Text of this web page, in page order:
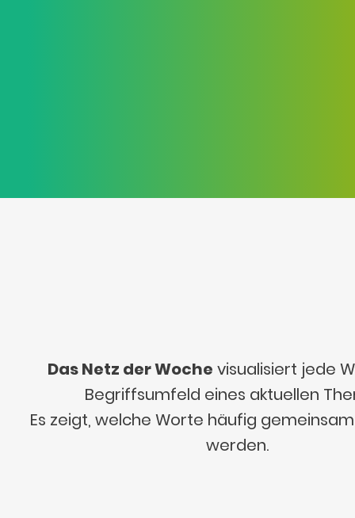
Das Netz der Woche visualisiert jede
Begriffsumfeld eines aktuellen
Es zeigt, welche Worte häufig
werden.